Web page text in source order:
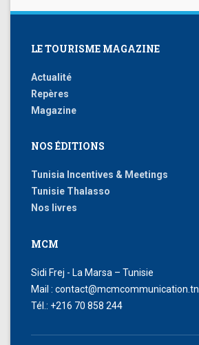
LE TOURISME MAGAZINE
Actualité
Repères
Magazine
NOS ÉDITIONS
Tunisia Incentives & Meetings
Tunisie Thalasso
Nos livres
MCM
Sidi Frej - La Marsa – Tunisie
Mail : contact@mcmcommunication.tn
Tél.: +216 70 858 244